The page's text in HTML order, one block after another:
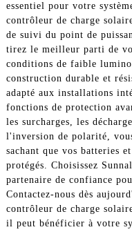
essentiel pour votre
contrôleur de charge
de suivi du point de
tirez le meilleur parti de
conditions de faible
construction durable et
adapté aux installations
fonctions de protection
les surcharges, les
l'inversion de polarité,
sachant que vos batteries
protégés. Choisissez
partenaire de confiance
Contactez-nous dès
contrôleur de charge
il peut bénéficier à votre